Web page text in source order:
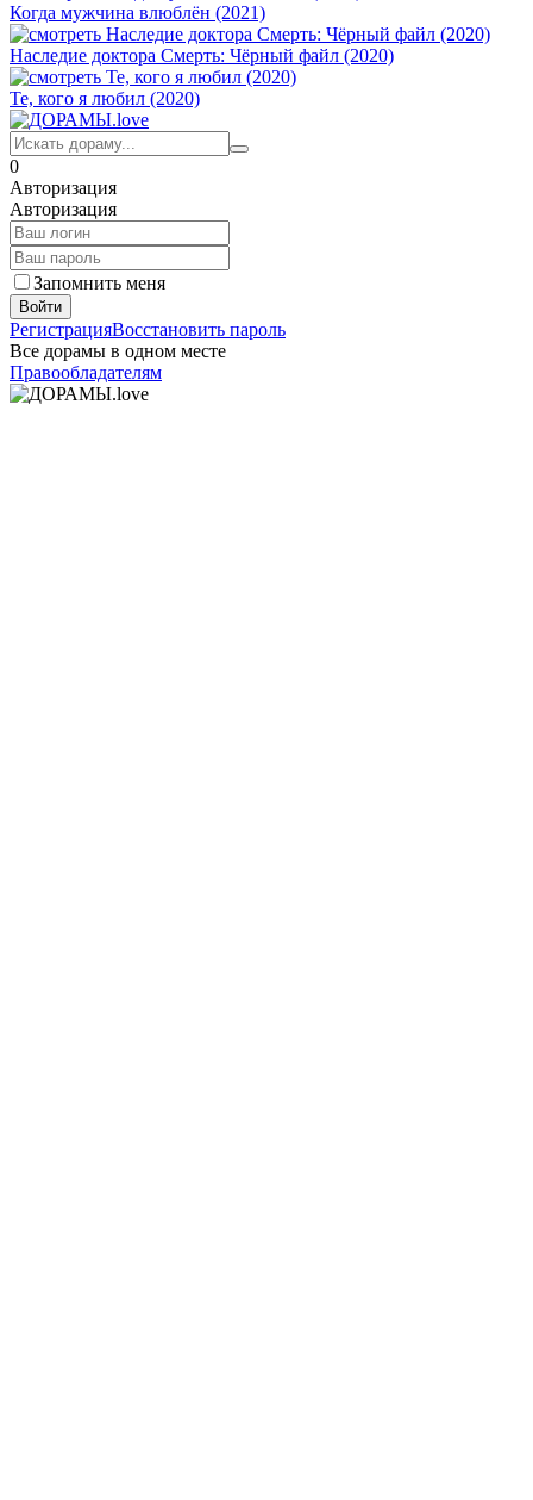
Когда мужчина влюблён (2021)
Наследие доктора Смерть: Чёрный файл (2020)
Те, кого я любил (2020)
0
Авторизация
Авторизация
Запомнить меня
Войти
РегистрацияВосстановить пароль
Все дорамы в одном месте
Правообладателям